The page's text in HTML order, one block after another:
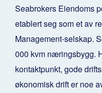
Seabrokers Eiendoms
etablert seg som et av
Management-selskap.
000 kvm næringsbygg.
kontaktpunkt, gode
økonomisk drift er noe